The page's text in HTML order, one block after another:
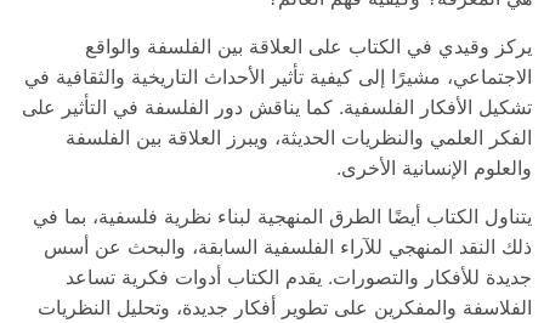
يركز وقيدي في الكتاب على العلاقة بين الفلسفة والواقع
الاجتماعي، مشيرًا إلى كيفية تأثير الأحداث التاريخية والثقافية في
تشكيل الأفكار الفلسفية. كما يناقش دور الفلسفة في التأثير على
الفكر العلمي والنظريات الحديثة، ويبرز العلاقة بين الفلسفة
والعلوم الإنسانية الأخرى.
يتناول الكتاب أيضًا الطرق المنهجية لبناء نظرية فلسفية، بما في
ذلك النقد المنهجي للآراء الفلسفية السابقة، والبحث عن أسس
جديدة للأفكار والتصورات. يقدم الكتاب أدوات فكرية تساعد
الفلاسفة والمفكرين على تطوير أفكار جديدة، وتحليل النظريات